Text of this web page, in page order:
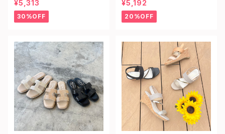
¥5,313
30%OFF
¥5,192
20%OFF